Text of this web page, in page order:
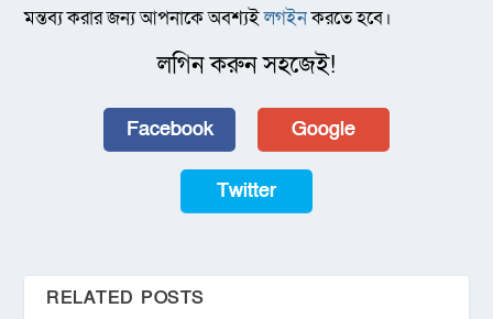
মন্তব্য করার জন্য আপনাকে অবশ্যইলগইনকরতে হবে।
লগিন করুন সহজেই!
Facebook Google
Twitter
RELATED POSTS